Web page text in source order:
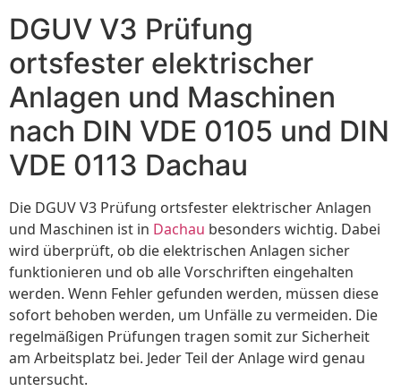
DGUV V3 Prüfung
ortsfester elektrischer
Anlagen und Maschinen
nach DIN VDE 0105 und DIN
VDE 0113 Dachau
Die DGUV V3 Prüfung ortsfester elektrischer Anlagen
und Maschinen ist in Dachau besonders wichtig. Dabei
wird überprüft, ob die elektrischen Anlagen sicher
funktionieren und ob alle Vorschriften eingehalten
werden. Wenn Fehler gefunden werden, müssen diese
sofort behoben werden, um Unfälle zu vermeiden. Die
regelmäßigen Prüfungen tragen somit zur Sicherheit
am Arbeitsplatz bei. Jeder Teil der Anlage wird genau
untersucht.